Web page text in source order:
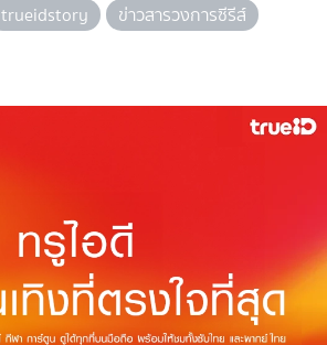
trueidstory ข่าวสารวงการซีรีส์